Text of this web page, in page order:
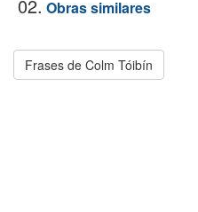
02. Obras similares
Frases de Colm Tóibín